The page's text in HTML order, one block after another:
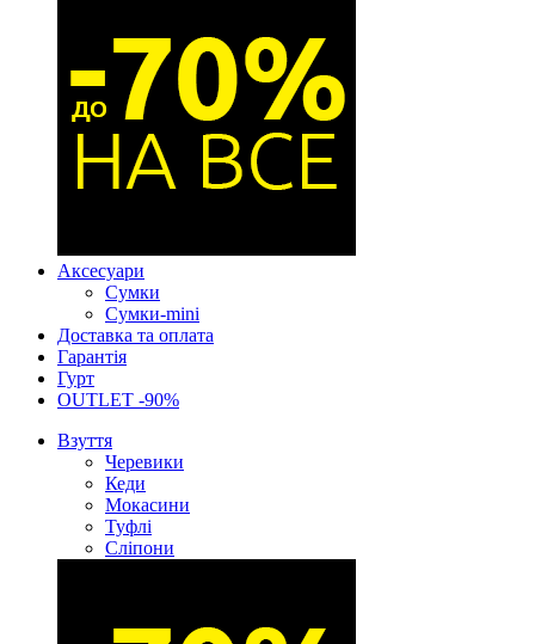
Аксесуари
Сумки
Сумки-mini
Доставка та оплата
Гарантія
Гурт
OUTLET -90%
Взуття
Черевики
Кеди
Мокасини
Туфлі
Сліпони